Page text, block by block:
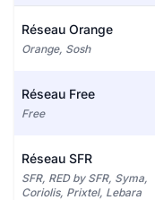
Réseau Orange
Orange, Sosh
Réseau Free
Free
Réseau SFR
SFR, RED by SFR, Syma,
Coriolis, Prixtel, Lebara